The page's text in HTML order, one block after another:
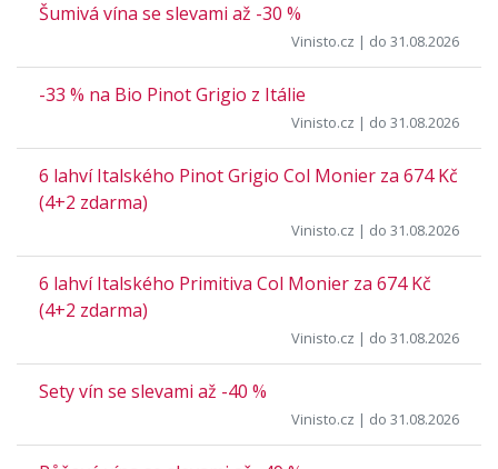
Šumivá vína se slevami až -30 %
Vinisto.cz | do 31.08.2026
-33 % na Bio Pinot Grigio z Itálie
Vinisto.cz | do 31.08.2026
6 lahví Italského Pinot Grigio Col Monier za 674 Kč
(4+2 zdarma)
Vinisto.cz | do 31.08.2026
6 lahví Italského Primitiva Col Monier za 674 Kč
(4+2 zdarma)
Vinisto.cz | do 31.08.2026
Sety vín se slevami až -40 %
Vinisto.cz | do 31.08.2026